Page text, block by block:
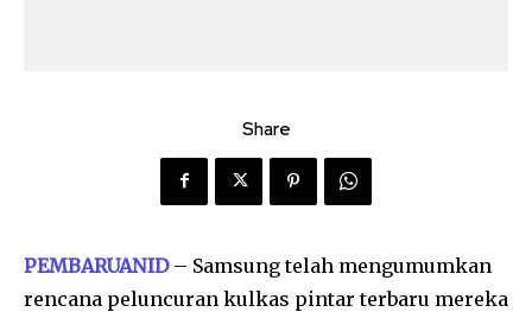
Share
PEMBARUANID– Samsung telah mengumumkan
rencana peluncuran kulkas pintar terbaru mereka